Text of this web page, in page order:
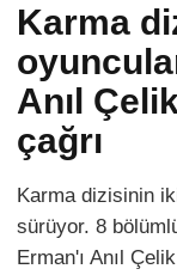
Karma
Anıl
çağrı
Karma dizisinin
sürüyor. 8
Erman'ı Anıl